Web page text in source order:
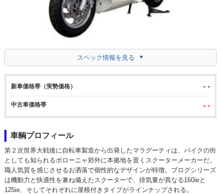
スペック情報を見る
新車価格帯（実勢価格） - -
中古車価格帯 - -
車輌プロフィール
第２次世界大戦後に自転車製造から出発したマラグーティは、バイクの街
としても知られるボローニャ郊外に本拠地を置くスクーターメーカーだ。
職人気質を感じさせるお洒落で個性的なデザインが特徴。ブログシリーズ
は機動力と快適性を兼ね備えたスクーターで、排気量が異なる160ieと
125ie、そしてそれぞれに屋根付きタイプがラインナップされる。